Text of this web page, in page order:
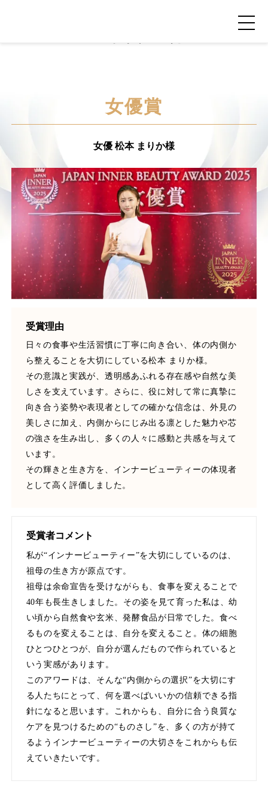
SNSの「加工顔」と美容医療｜AI
がもたらす可能性とこれから
2026.07.13
BUSINESS
GWI調査から読み解く2030年の
都市型スパ――身近なウェルネ
の次世代モデル
FEATURED
TAG LIST タグ一覧
B2B BeautyTech ChatGPT
Gemini
TikTok アスタキサンチン
インタビュー インナービューティー 冷え
インナービューティーアワード2025受賞商品
ウェアラブルデバイス ウェルネス
ウェルビーイング
エクソソーム オーガニック オゾン
カカイオイル ガジェット キーワード
女優賞
女優 松本 まりか様
受賞理由
日々の食事や生活習慣に丁寧に向き合い、体の内側か
ら整えることを大切にしている松本 まりか様。
その意識と実践が、透明感あふれる存在感や自然な美
しさを支えています。さらに、役に対して常に真摯に
向き合う姿勢や表現者としての確かな信念は、外見の
美しさに加え、内側からにじみ出る凛とした魅力や芯
の強さを生み出し、多くの人々に感動と共感を与えて
います。
その輝きと生き方を、インナービューティーの体現者
として高く評価しました。
受賞者コメント
私が“インナービューティー”を大切にしているのは、
祖母の生き方が原点です。
祖母は余命宣告を受けながらも、食事を変えることで
40年も長生きしました。その姿を見て育った私は、幼
い頃から自然食や玄米、発酵食品が日常でした。食べ
るものを変えることは、自分を変えること。体の細胞
ひとつひとつが、自分が選んだもので作られていると
いう実感があります。
このアワードは、そんな“内側からの選択”を大切にす
る人たちにとって、何を選べばいいかの信頼できる指
針になると思います。これからも、自分に合う良質な
ケアを見つけるための“ものさし”を、多くの方が持て
るようインナービューティーの大切さをこれからも伝
えていきたいです。